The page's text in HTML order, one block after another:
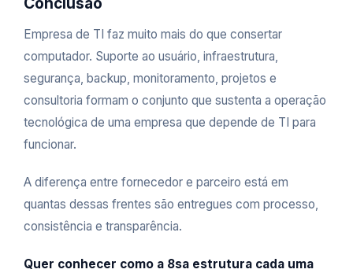
Empresa de TI faz muito mais do que consertar
computador. Suporte ao usuário, infraestrutura,
segurança, backup, monitoramento, projetos e
consultoria formam o conjunto que sustenta a operação
tecnológica de uma empresa que depende de TI para
funcionar.
A diferença entre fornecedor e parceiro está em
quantas dessas frentes são entregues com processo,
consistência e transparência.
Quer conhecer como a 8sa estrutura cada uma